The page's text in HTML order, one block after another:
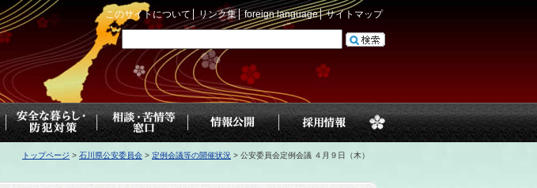
このサイトについて リンク集 foreign language サイトマップ
トップページ > 石川県公安委員会 > 定例会議等の開催状況 > 公安委員会定例会議 ４月９日（木）